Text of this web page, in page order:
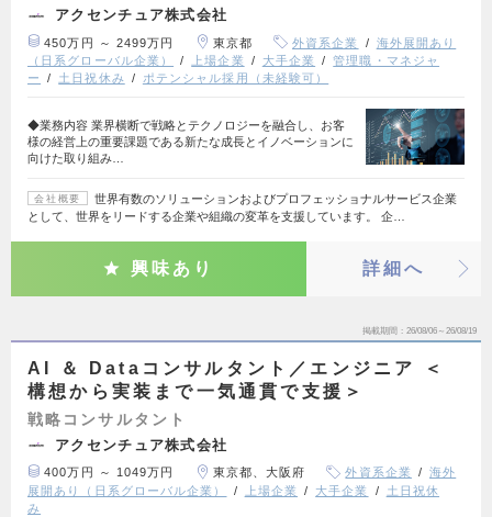
アクセンチュア株式会社
450万円 ～ 2499万円 東京都 外資系企業
海外展開あり
（日系グローバル企業）
上場企業 大手企業
管理職・マネジャ
ー
土日祝休み ポテンシャル採用（未経験可）
◆業務内容 業界横断で戦略とテクノロジーを融合し、お客
様の経営上の重要課題である新たな成長とイノベーションに
向けた取り組み…
会社概要
世界有数のソリューションおよびプロフェッショナルサービス企業
として、世界をリードする企業や組織の変革を支援しています。 企…
興味あり 詳細へ
掲載期間 26/08/06～26/08/19
AI ＆ Dataコンサルタント／エンジニア ＜
構想から実装まで一気通貫で支援＞
戦略コンサルタント
アクセンチュア株式会社
400万円 ～ 1049万円 東京都、大阪府 外資系企業
海外
展開あり（日系グローバル企業）
上場企業 大手企業
土日祝休
み